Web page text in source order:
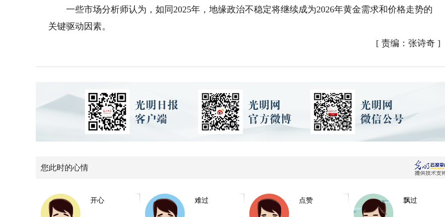
一些市场分析师认为，如同2025年，地缘政治不稳定将继续成为2026年黄金需求和价格走势的
关键驱动因素。
[ 责编：张诗奇 ]
您此时的心情
开心 难过 点赞 飘过